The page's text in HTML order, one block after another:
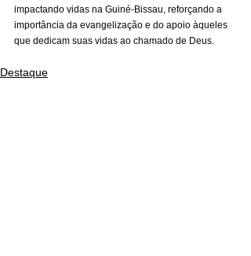
impactando vidas na Guiné-Bissau, reforçando a
importância da evangelização e do apoio àqueles
que dedicam suas vidas ao chamado de Deus.
Destaque